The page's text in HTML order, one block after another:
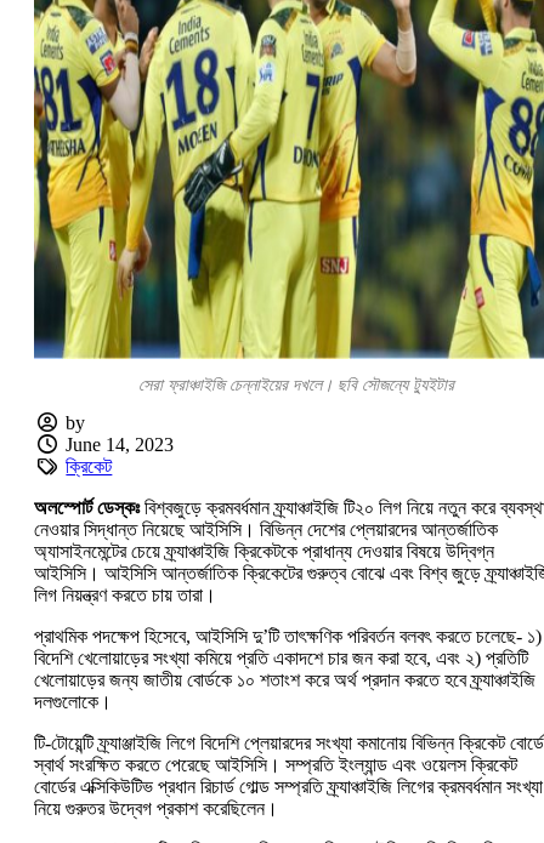
সেরা ফ্রাঞ্চাইজি চেন্নাইয়ের দখলে। ছবি সৌজন্যে ট্যুইটার
by
June 14, 2023
ক্রিকেট
অলস্পোর্ট ডেস্কঃবিশ্বজুড়ে ক্রমবর্ধমান ফ্র্যাঞ্চাইজি টি২০ লিগ নিয়ে নতুন করে
নেওয়ার সিদ্ধান্ত নিয়েছে আইসিসি। বিভিন্ন দেশের প্লেয়ারদের আন্তর্জাতিক
অ্যাসাইনমেন্টের চেয়ে ফ্র্যাঞ্চাইজি ক্রিকেটকে প্রাধান্য দেওয়ার বিষয়ে উদ্বিগ্ন
আইসিসি। আইসিসি আন্তর্জাতিক ক্রিকেটের গুরুত্ব বোঝে এবং বিশ্ব জুড়ে
লিগ নিয়ন্ত্রণ করতে চায় তারা।
প্রাথমিক পদক্ষেপ হিসেবে, আইসিসি দু’টি তাৎক্ষণিক পরিবর্তন বলবৎ করতে চলেছে- ১)
বিদেশি খেলোয়াড়ের সংখ্যা কমিয়ে প্রতি একাদশে চার জন করা হবে, এবং ২) প্রতিটি
খেলোয়াড়ের জন্য জাতীয় বোর্ডকে ১০ শতাংশ করে অর্থ প্রদান করতে হবে ফ্র্যাঞ্চাইজি
দলগুলোকে।
টি-টোয়েন্টি ফ্র্যাঞ্জাইজি লিগে বিদেশি প্লেয়ারদের সংখ্যা কমানোয় বিভিন্ন ক্রিকেট
স্বার্থ সংরক্ষিত করতে পেরেছে আইসিসি। সম্প্রতি ইংল্যান্ড এবং ওয়েলস ক্রিকেট
বোর্ডের এক্সিকিউটিভ প্রধান রিচার্ড গোল্ড সম্প্রতি ফ্র্যাঞ্চাইজি লিগের ক্রমবর্ধমান সংখ্যা
নিয়ে গুরুতর উদ্বেগ প্রকাশ করেছিলেন।